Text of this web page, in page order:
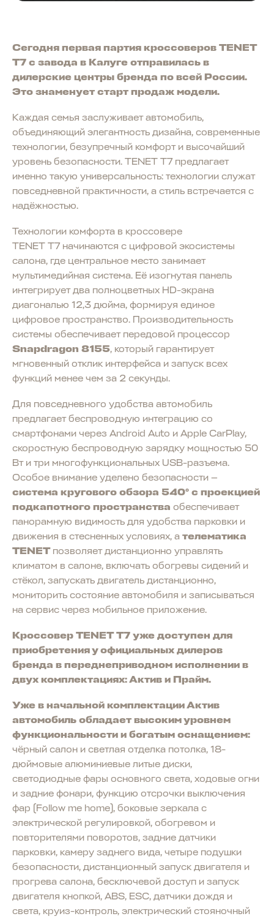
Сегодня первая партия кроссоверов TENET
T7 с завода в Калуге отправилась в
дилерские центры бренда по всей России.
Это знаменует старт продаж модели.
Каждая семья заслуживает автомобиль,
объединяющий элегантность дизайна, современные
технологии, безупречный комфорт и высочайший
уровень безопасности. TENET T7 предлагает
именно такую универсальность: технологии служат
повседневной практичности, а стиль встречается с
надёжностью.
Технологии комфорта в кроссовере
TENET T7 начинаются с цифровой экосистемы
салона, где центральное место занимает
мультимедийная система. Её изогнутая панель
интегрирует два полноцветных HD-экрана
диагональю 12,3 дюйма, формируя единое
цифровое пространство. Производительность
системы обеспечивает передовой процессор
Snapdragon 8155, который гарантирует
мгновенный отклик интерфейса и запуск всех
функций менее чем за 2 секунды.
Для повседневного удобства автомобиль
предлагает беспроводную интеграцию со
смартфонами через Android Auto и Apple CarPlay,
скоростную беспроводную зарядку мощностью 50
Вт и три многофункциональных USB-разъема.
Особое внимание уделено безопасности —
система кругового обзора 540° с проекцией
подкапотного пространства обеспечивает
панорамную видимость для удобства парковки и
движения в стесненных условиях, а телематика
TENETпозволяет дистанционно управлять
климатом в салоне, включать обогревы сидений и
стёкол, запускать двигатель дистанционно,
мониторить состояние автомобиля и записываться
на сервис через мобильное приложение.
Кроссовер TENET T7 уже доступен для
приобретения у официальных дилеров
бренда в переднеприводном исполнении в
двух комплектациях: Актив и Прайм.
Уже в начальной комплектации Актив
автомобиль обладает высоким уровнем
функциональности и богатым оснащением:
чёрный салон и светлая отделка потолка, 18-
дюймовые алюминиевые литые диски,
светодиодные фары основного света, ходовые огни
и задние фонари, функцию отсрочки выключения
фар (Follow me home), боковые зеркала с
электрической регулировкой, обогревом и
повторителями поворотов, задние датчики
парковки, камеру заднего вида, четыре подушки
безопасности, дистанционный запуск двигателя и
прогрева салона, бесключевой доступ и запуск
двигателя кнопкой, ABS, ESC, датчики дождя и
света, круиз-контроль, электрический стояночный